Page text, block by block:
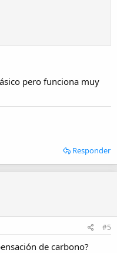
pero funciona muy
Responder
#5
de carbono?